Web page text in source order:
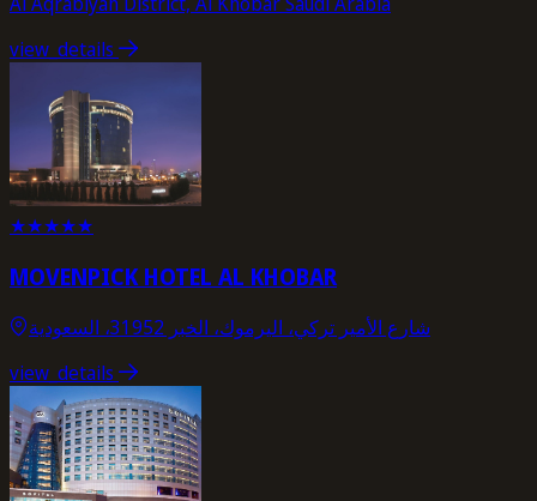
view_details
★★★★★
MOVENPICK HOTEL AL KHOBAR
شارع الأمير تركي، اليرموك، الخبر 31952، السعودية
view_details